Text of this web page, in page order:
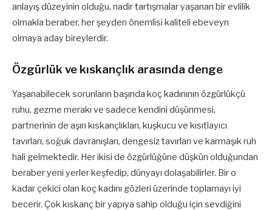
anlayış düzeyinin olduğu, nadir tartışmalar yaşanan bir evlilik
olmakla beraber, her şeyden önemlisi kaliteli ebeveyn
olmaya aday bireylerdir.
Özgürlük ve kıskançlık arasında denge
Yaşanabilecek sorunların başında koç kadınının özgürlükçü
ruhu, gezme merakı ve sadece kendini düşünmesi,
partnerinin de aşırı kıskançlıkları, kuşkucu ve kısıtlayıcı
tavırları, soğuk davranışları, dengesiz tavırları ve karmaşık ruh
hali gelmektedir. Her ikisi de özgürlüğüne düşkün olduğundan
beraber yeni yerler keşfedip, dünyayı dolaşabilirler. Bir o
kadar çekici olan koç kadını gözleri üzerinde toplamayı iyi
becerir. Çok kıskanç bir yapıya sahip olduğu için sevdiğini